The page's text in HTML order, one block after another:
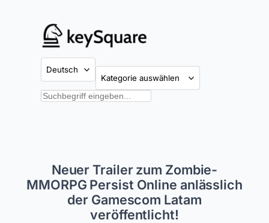
Suchen
Neuer Trailer zum Zombie-
MMORPG Persist Online anlässlich
der Gamescom Latam
veröffentlicht!